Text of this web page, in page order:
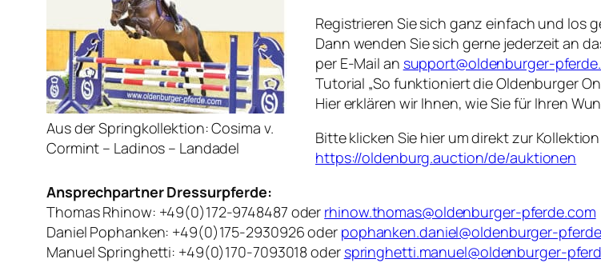
Aus der Springkollektion: Cosima v.
Cormint – Ladinos – Landadel
Registrieren Sie sich ganz einfach und los
Dann wenden Sie sich gerne jederzeit an
per E-Mail an support@oldenburger-
Tutorial „So funktioniert die Oldenburger
Hier erklären wir Ihnen, wie Sie für Ihren
Bitte klicken Sie hier um direkt zur
https://oldenburg.auction/de/auktionen
Ansprechpartner Dressurpferde:
Thomas Rhinow: +49(0)172-9748487 oder rhinow.thomas@oldenburger-pferde.com
Daniel Pophanken: +49(0)175-2930926 oder pophanken.daniel@oldenburger-
Manuel Springhetti: +49(0)170-7093018 oder springhetti.manuel@oldenburger-